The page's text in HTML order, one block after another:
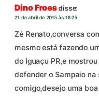
Dino Froesdisse:
21 de abril de 2015 às 18:25
Zé Renato,conversa
mesmo está fazendo
do Iguaçu PR,e
defender o Sampaio
comigo,desejo uma